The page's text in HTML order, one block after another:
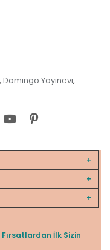
, Domingo Yayınevi,
İlk Sizin